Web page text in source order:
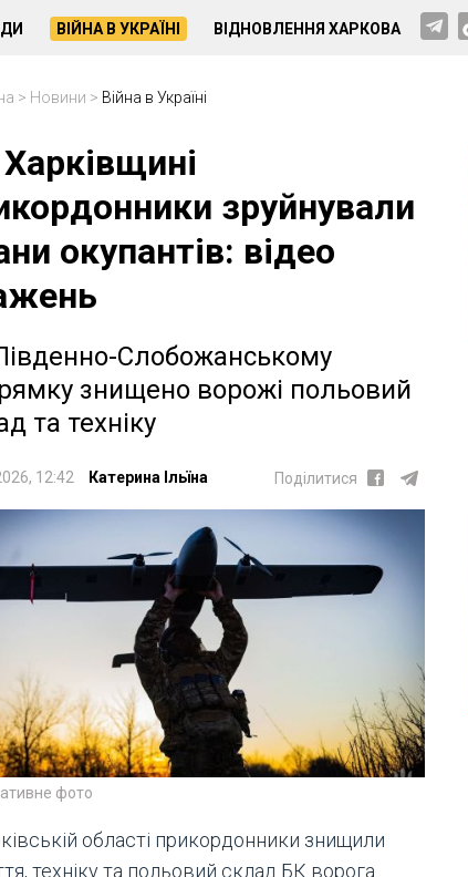
ВІЙНА В УКРАЇНІ ВІДНОВЛЕННЯ ХАРКОВА
> Новини > Війна в Україні
зруйнували
окупантів: відео
Слобожанському
знищено ворожі польовий
та техніку
12:42 Катерина Ільїна Поділитися
фото
області прикордонники знищили
техніку та польовий склад БК ворога.